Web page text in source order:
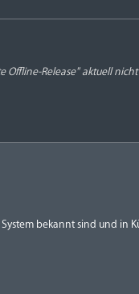
Offline-Release" aktuell
bekannt sind und in